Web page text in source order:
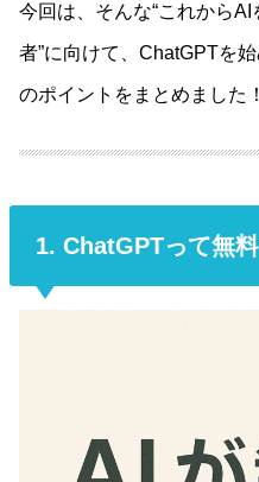
今回は、そんな“これから
者”に向けて、ChatGPTを
のポイントをまとめました！
1. ChatGPTって無